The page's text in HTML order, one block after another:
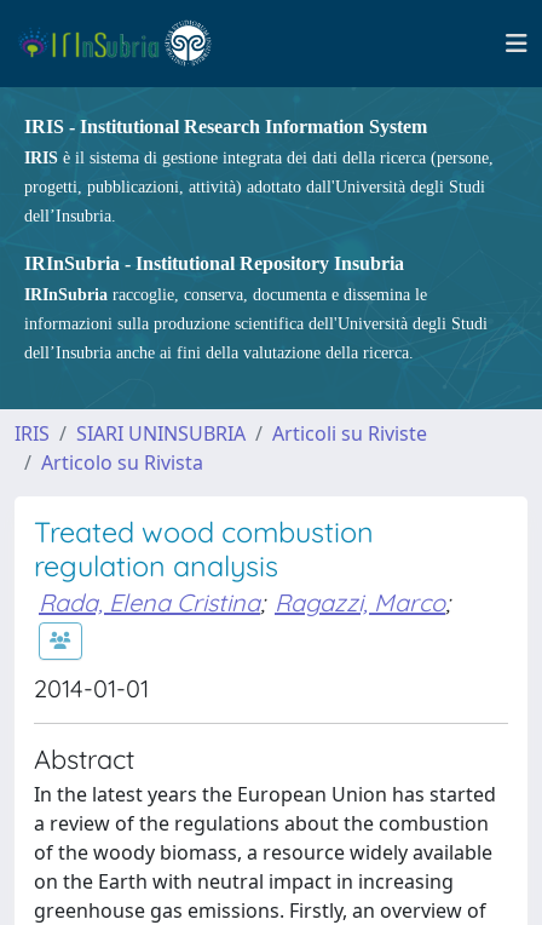
IRIS - Institutional Research Information System
IRIS è il sistema di gestione integrata dei dati della ricerca (persone,
progetti, pubblicazioni, attività) adottato dall'Università degli Studi
dell’Insubria.
IRInSubria - Institutional Repository Insubria
IRInSubria raccoglie, conserva, documenta e dissemina le
informazioni sulla produzione scientifica dell'Università degli Studi
dell’Insubria anche ai fini della valutazione della ricerca.
IRIS SIARI UNINSUBRIA
Articoli su Riviste
Articolo su Rivista
Treated wood combustion
regulation analysis
Rada, Elena Cristina; Ragazzi, Marco;
2014-01-01
Abstract
In the latest years the European Union has started
a review of the regulations about the combustion
of the woody biomass, a resource widely available
on the Earth with neutral impact in increasing
greenhouse gas emissions. Firstly, an overview of